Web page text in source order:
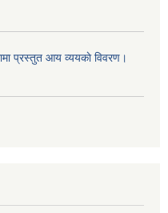
प्रस्तुत आय व्ययकाे विवरण।